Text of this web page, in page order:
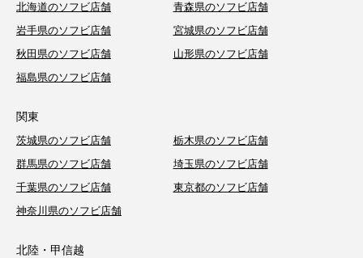
北海道のソフビ店舗
青森県のソフビ店舗
岩手県のソフビ店舗
宮城県のソフビ店舗
秋田県のソフビ店舗
山形県のソフビ店舗
福島県のソフビ店舗
関東
茨城県のソフビ店舗
栃木県のソフビ店舗
群馬県のソフビ店舗
埼玉県のソフビ店舗
千葉県のソフビ店舗
東京都のソフビ店舗
神奈川県のソフビ店舗
北陸・甲信越